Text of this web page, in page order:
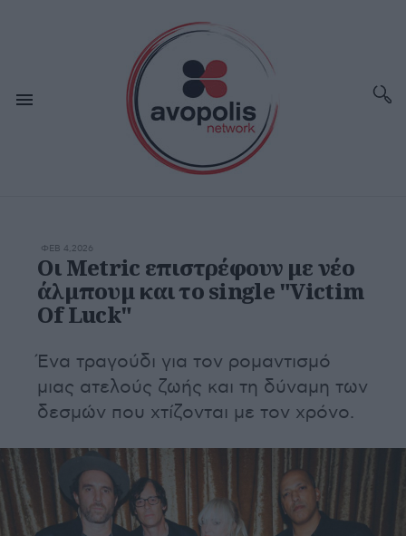
ΦΕΒ 4,2026
Οι Metric επιστρέφουν με νέο
άλμπουμ και το single "Victim
Of Luck"
Ένα τραγούδι για τον ρομαντισμό
μιας ατελούς ζωής και τη δύναμη των
δεσμών που χτίζονται με τον χρόνο.